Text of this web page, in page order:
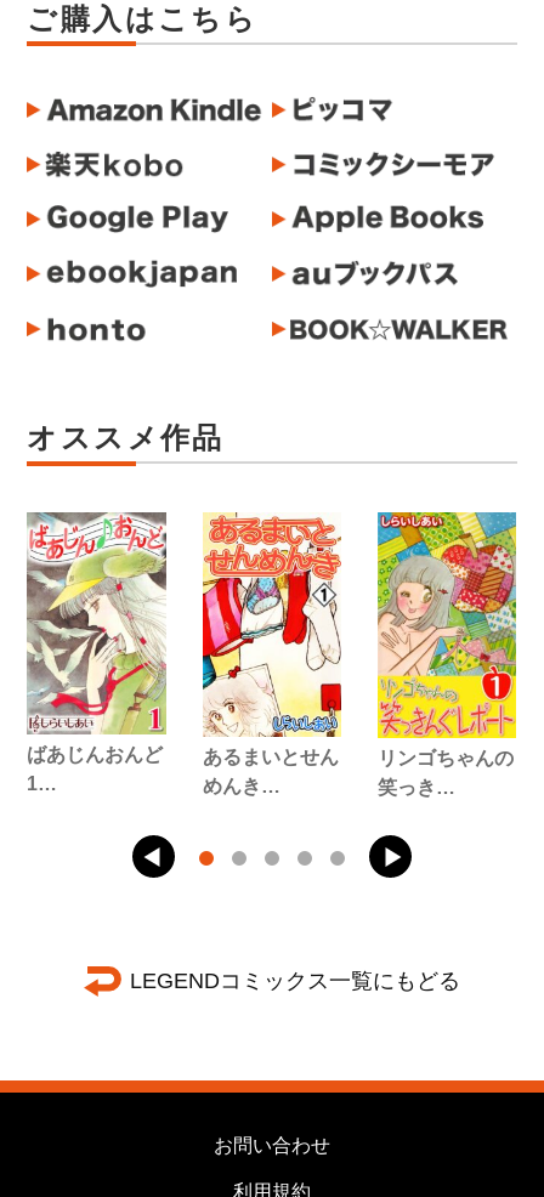
ご購入はこちら
オススメ作品
ばあじんおんど
1…
あるまいとせん
めんき…
リンゴちゃんの
笑っき…
LEGENDコミックス一覧にもどる
お問い合わせ
利用規約